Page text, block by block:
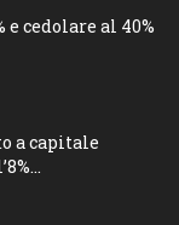
cedolare al 40%
a capitale